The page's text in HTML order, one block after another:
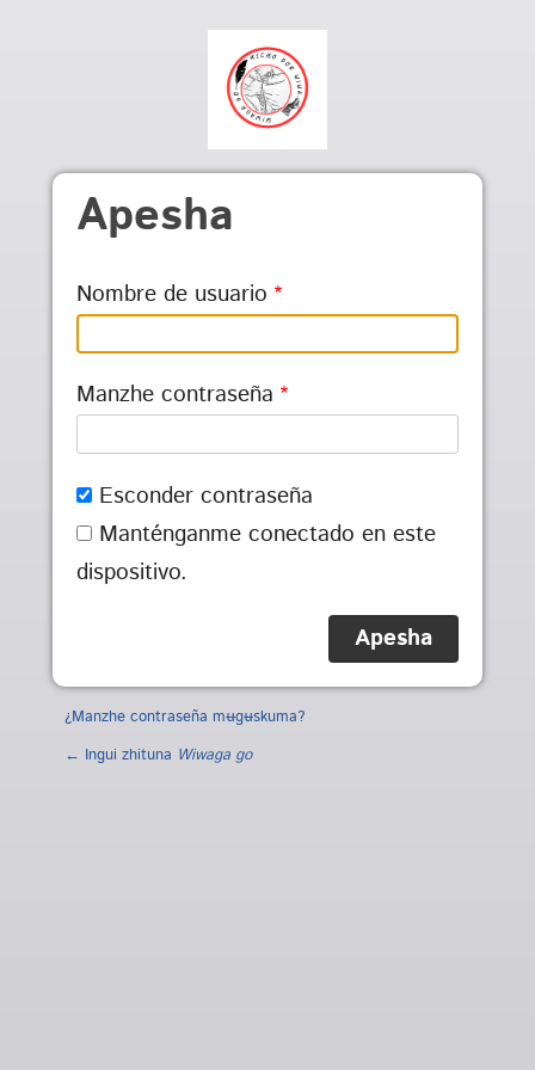
Apesha
Nombre de usuario
Manzhe contraseña
Esconder contraseña
Manténganme conectado en este
dispositivo.
¿Manzhe contraseña mʉgʉskuma?
← Ingui zhituna Wiwaga go